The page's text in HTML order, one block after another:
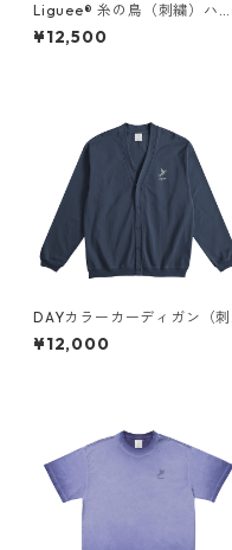
Liguee®️ 糸の鳥（刺繍）ハー
フジップスウェット
¥12,500
DAYカラーカーディガン（刺
繍）
¥12,000